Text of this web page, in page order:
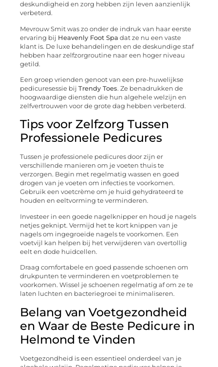
deskundigheid en zorg hebben zijn leven aanzienlijk
verbeterd.
Mevrouw Smit was zo onder de indruk van haar eerste
ervaring bij Heavenly Foot Spa dat ze nu een vaste
klant is. De luxe behandelingen en de deskundige staf
hebben haar zelfzorgroutine naar een hoger niveau
getild.
Een groep vrienden genoot van een pre-huwelijkse
pedicuresessie bij Trendy Toes. Ze benadrukken de
hoogwaardige diensten die hun algehele welzijn en
zelfvertrouwen voor de grote dag hebben verbeterd.
Tips voor Zelfzorg Tussen
Professionele Pedicures
Tussen je professionele pedicures door zijn er
verschillende manieren om je voeten thuis te
verzorgen. Begin met regelmatig wassen en goed
drogen van je voeten om infecties te voorkomen.
Gebruik een voetcrème om je huid gehydrateerd te
houden en eeltvorming te verminderen.
Investeer in een goede nagelknipper en houd je nagels
netjes geknipt. Vermijd het te kort knippen van je
nagels om ingegroeide nagels te voorkomen. Een
voetvijl kan helpen bij het verwijderen van overtollig
eelt en dode huidcellen.
Draag comfortabele en goed passende schoenen om
drukpunten te verminderen en voetproblemen te
voorkomen. Wissel je schoenen regelmatig af om ze te
laten luchten en bacteriegroei te minimaliseren.
Belang van Voetgezondheid
en Waar de Beste Pedicure in
Helmond te Vinden
Voetgezondheid is een essentieel onderdeel van je